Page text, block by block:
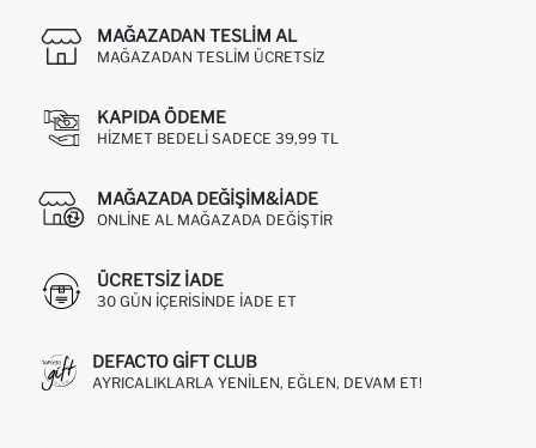
MAĞAZADAN TESLIM AL
MAĞAZADAN TESLIM ÜCRETSIZ
KAPIDA ÖDEME
HIZMET BEDELI SADECE 39,99 TL
MAĞAZADA DEĞIŞIM&İADE
ONLINE AL MAĞAZADA DEĞIŞTIR
ÜCRETSIZ IADE
30 GÜN IÇERISINDE IADE ET
DEFACTO GIFT CLUB
AYRICALIKLARLA YENILEN, EĞLEN, DEVAM ET!